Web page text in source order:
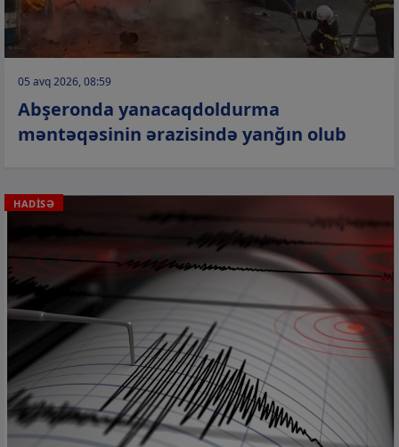
05 avq 2026, 08:59
Abşeronda yanacaqdoldurma
məntəqəsinin ərazisində yanğın olub
HADİSƏ